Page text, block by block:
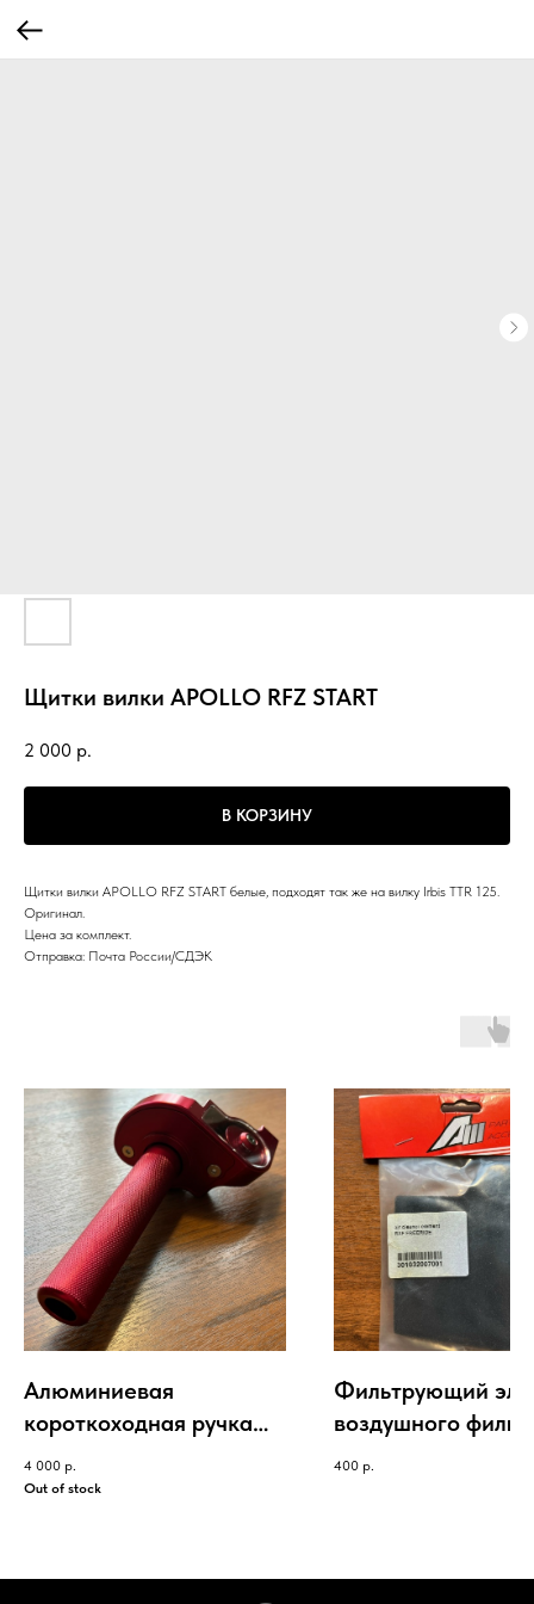
Щитки вилки APOLLO RFZ START
2 000 р.
В КОРЗИНУ
Щитки вилки APOLLO RFZ START белые, подходят так же на вилку Irbis TTR 125.
Оригинал.
Цена за комплект.
Отправка: Почта России/СДЭК
Алюминиевая
короткоходная ручка
газа APOLLO CNC
красная
4 000 р.
Out of stock
Фильтрующий
воздушного
APOLLO RXF
400 р.